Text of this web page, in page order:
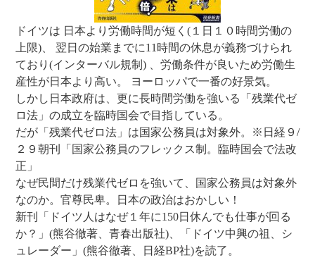
ドイツは 日本より労働時間が短く(１日１０時間労働の
上限)、 翌日の始業までに11時間の休息が義務づけられ
ており(インターバル規制) 、労働条件が良いため労働生
産性が日本より高い。 ヨーロッパで一番の好景気。
しかし日本政府は、更に長時間労働を強いる「残業代ゼ
ロ法」の成立を臨時国会で目指している。
だが「残業代ゼロ法」は国家公務員は対象外。※日経９/
２９朝刊「国家公務員のフレックス制。臨時国会で法改
正」
なぜ民間だけ残業代ゼロを強いて、国家公務員は対象外
なのか。官尊民卑。日本の政治はおかしい！
新刊「ドイツ人はなぜ１年に150日休んでも仕事が回る
か？」(熊谷徹著、青春出版社)、「ドイツ中興の祖、シ
ュレーダー」(熊谷徹著、日経BP社)を読了。